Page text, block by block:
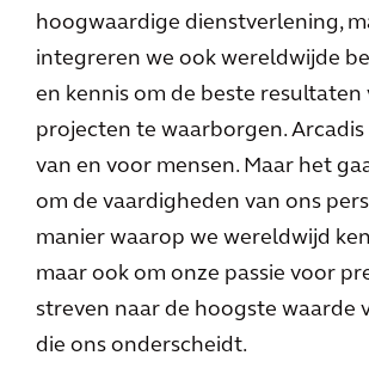
hoogwaardige dienstverlening,
integreren we ook wereldwijde
en kennis om de beste resultaten
projecten te waarborgen.
van en voor mensen. Maar het
om de vaardigheden van ons
manier waarop we wereldwijd
maar ook om onze passie voor
streven naar de hoogste waarde
die ons onderscheidt.